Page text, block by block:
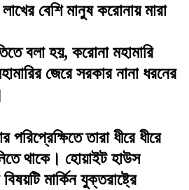
বেশি মানুষ করোনায় মারা
বলা হয়, করোনা মহামারি
জেরে সরকার নানা ধরনের
তারা ধীরে ধীরে
থাকে। হোয়াইট হাউস
মার্কিন যুক্তরাষ্ট্রে